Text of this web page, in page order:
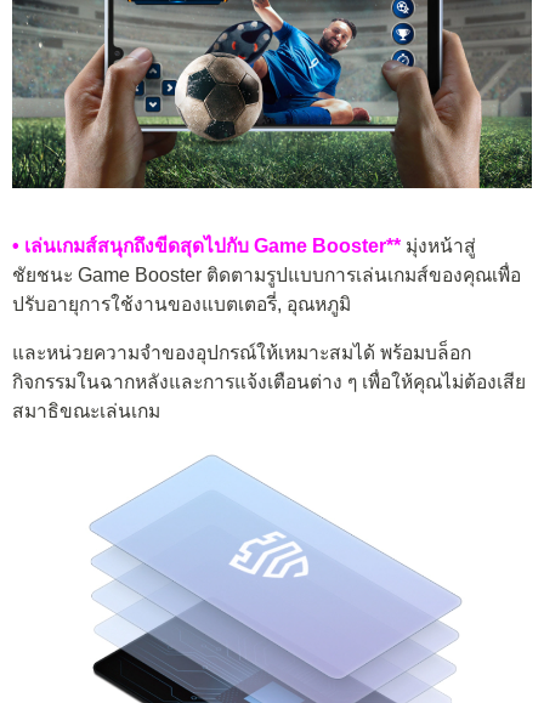
• เล่นเกมส์สนุกถึงขีดสุดไปกับ Game Booster** มุ่งหน้าสู่
ชัยชนะ Game Booster ติดตามรูปแบบการเล่นเกมส์ของคุณเพื่อ
ปรับอายุการใช้งานของแบตเตอรี่, อุณหภูมิ
และหน่วยความจำของอุปกรณ์ให้เหมาะสมได้ พร้อมบล็อก
กิจกรรมในฉากหลังและการแจ้งเตือนต่าง ๆ เพื่อให้คุณไม่ต้องเสีย
สมาธิขณะเล่นเกม